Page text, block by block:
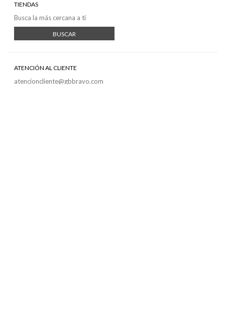
TIENDAS
Busca la más cercana a tí
BUSCAR
ATENCIÓN AL CLIENTE
atencioncliente@gbbravo.com